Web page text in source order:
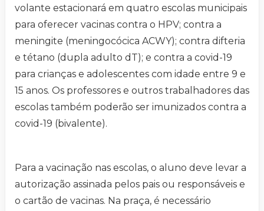
volante estacionará em quatro escolas municipais
para oferecer vacinas contra o HPV; contra a
meningite (meningocócica ACWY); contra difteria
e tétano (dupla adulto dT); e contra a covid-19
para crianças e adolescentes com idade entre 9 e
15 anos. Os professores e outros trabalhadores das
escolas também poderão ser imunizados contra a
covid-19 (bivalente).
Para a vacinação nas escolas, o aluno deve levar a
autorização assinada pelos pais ou responsáveis e
o cartão de vacinas. Na praça, é necessário